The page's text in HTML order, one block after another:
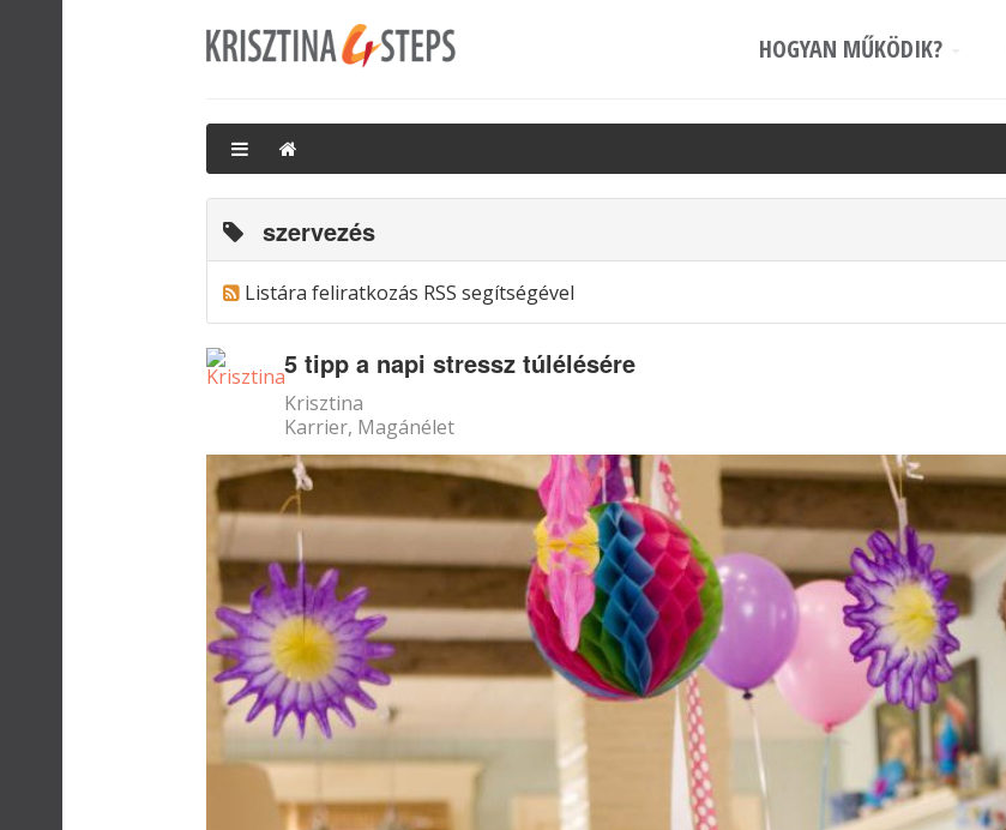
HOGYAN MŰKÖDIK?
szervezés
Listára feliratkozás RSS segítségével
5 tipp a napi stressz túlélésére
Krisztina
Karrier Magánélet